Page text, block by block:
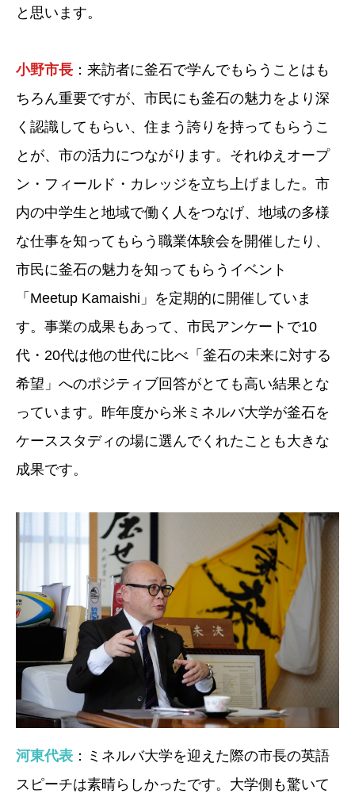
と思います。
小野市長 ：来訪者に釜石で学んでもらうことはも
ちろん重要ですが、市民にも釜石の魅力をより深
く認識してもらい、住まう誇りを持ってもらうこ
とが、市の活力につながります。それゆえオープ
ン・フィールド・カレッジを立ち上げました。市
内の中学生と地域で働く人をつなげ、地域の多様
な仕事を知ってもらう職業体験会を開催したり、
市民に釜石の魅力を知ってもらうイベント
「Meetup Kamaishi」を定期的に開催していま
す。事業の成果もあって、市民アンケートで10
代・20代は他の世代に比べ「釜石の未来に対する
希望」へのポジティブ回答がとても高い結果とな
っています。昨年度から米ミネルバ大学が釜石を
ケーススタディの場に選んでくれたことも大きな
成果です。
河東代表 ：ミネルバ大学を迎えた際の市長の英語
スピーチは素晴らしかったです。大学側も驚いて